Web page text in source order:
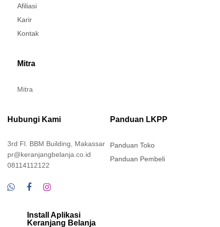
Afiliasi
Karir
Kontak
Mitra
Mitra
Hubungi Kami
3rd Fl. BBM Building, Makassar
pr@keranjangbelanja.co.id
08114112122
Panduan LKPP
Panduan Toko
Panduan Pembeli
Install Aplikasi
Keranjang Belanja